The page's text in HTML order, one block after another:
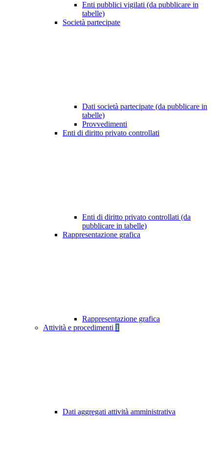
Enti pubblici vigilati (da pubblicare in
tabelle)
Società partecipate
Dati società partecipate (da pubblicare in
tabelle)
Provvedimenti
Enti di diritto privato controllati
Enti di diritto privato controllati (da
pubblicare in tabelle)
Rappresentazione grafica
Rappresentazione grafica
Attività e procedimenti 1
Dati aggregati attività amministrativa